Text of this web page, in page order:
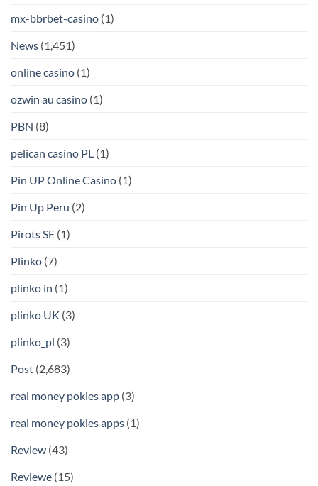
mx-bbrbet-casino (1)
News (1,451)
online casino (1)
ozwin au casino (1)
PBN (8)
pelican casino PL (1)
Pin UP Online Casino (1)
Pin Up Peru (2)
Pirots SE (1)
Plinko (7)
plinko in (1)
plinko UK (3)
plinko_pl (3)
Post (2,683)
real money pokies app (3)
real money pokies apps (1)
Review (43)
Reviewe (15)